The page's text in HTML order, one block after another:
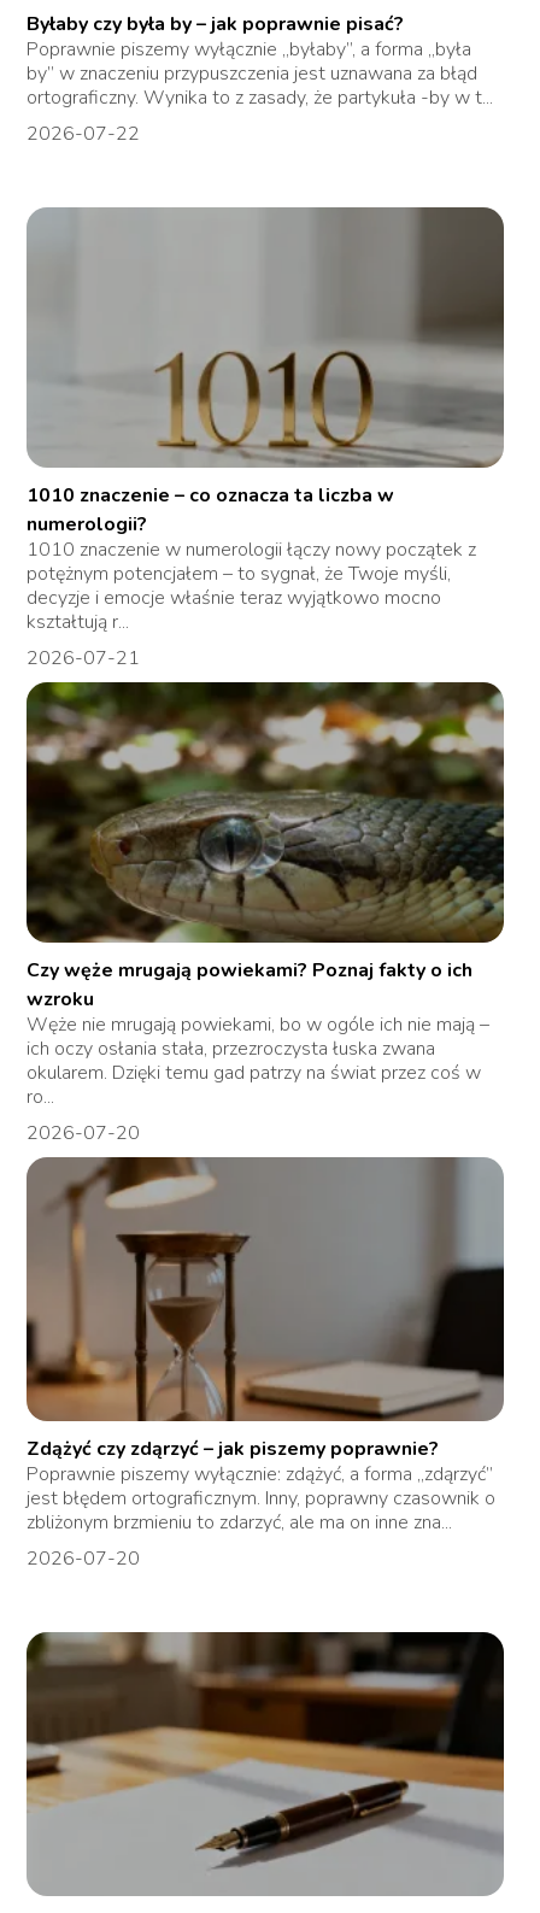
Byłaby czy była by – jak poprawnie pisać?
Poprawnie piszemy wyłącznie „byłaby”, a forma „była
by” w znaczeniu przypuszczenia jest uznawana za błąd
ortograficzny. Wynika to z zasady, że partykuła -by w t...
2026-07-22
1010 znaczenie – co oznacza ta liczba w
numerologii?
1010 znaczenie w numerologii łączy nowy początek z
potężnym potencjałem – to sygnał, że Twoje myśli,
decyzje i emocje właśnie teraz wyjątkowo mocno
kształtują r...
2026-07-21
Czy węże mrugają powiekami? Poznaj fakty o ich
wzroku
Węże nie mrugają powiekami, bo w ogóle ich nie mają –
ich oczy osłania stała, przezroczysta łuska zwana
okularem. Dzięki temu gad patrzy na świat przez coś w
ro...
2026-07-20
Zdążyć czy zdąrzyć – jak piszemy poprawnie?
Poprawnie piszemy wyłącznie: zdążyć, a forma „zdąrzyć”
jest błędem ortograficznym. Inny, poprawny czasownik o
zbliżonym brzmieniu to zdarzyć, ale ma on inne zna...
2026-07-20